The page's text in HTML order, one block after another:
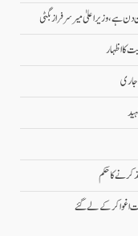
کا اظہار
جاری
کرنے کا حکم
اغوا کر کے لے گئے